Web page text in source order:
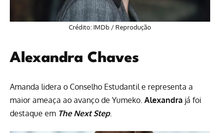
Crédito: IMDb / Reprodução
Alexandra Chaves
Amanda lidera o Conselho Estudantil e representa a
maior ameaça ao avanço de Yumeko. Alexandra já foi
destaque em The Next Step.